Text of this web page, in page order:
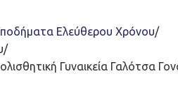
Ελεύθερου Χρόνου
Γυναικεία Γαλότσα